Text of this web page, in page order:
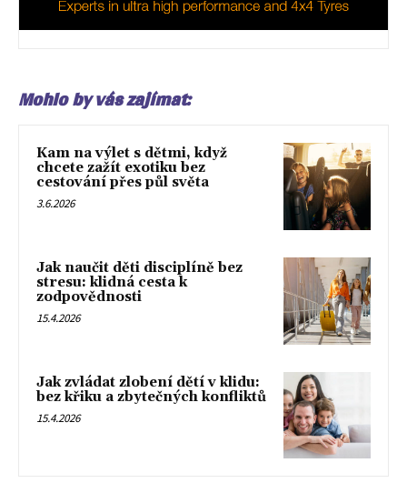
Mohlo by vás zajímat:
Kam na výlet s dětmi, když
chcete zažít exotiku bez
cestování přes půl světa
3.6.2026
Jak naučit děti disciplíně bez
stresu: klidná cesta k
zodpovědnosti
15.4.2026
Jak zvládat zlobení dětí v klidu:
bez křiku a zbytečných konfliktů
15.4.2026